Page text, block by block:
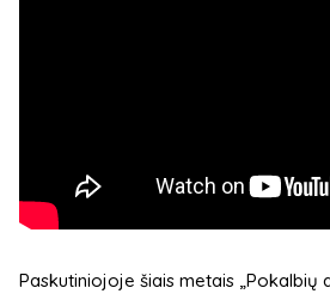
Paskutiniojoje šiais metais „Pokalbių